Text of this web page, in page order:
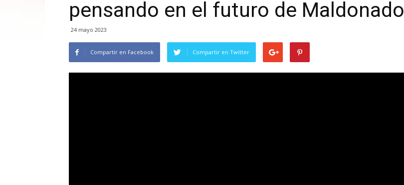
pensando en el futuro de Maldonado
24 mayo 2023
Compartir en Facebook Compartir en Twitter